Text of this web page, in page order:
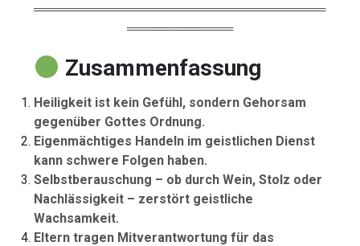
═════════════════════════════════
════════════
Zusammenfassung
Heiligkeit ist kein Gefühl, sondern Gehorsam
gegenüber Gottes Ordnung.
Eigenmächtiges Handeln im geistlichen Dienst
kann schwere Folgen haben.
Selbstberauschung – ob durch Wein, Stolz oder
Nachlässigkeit – zerstört geistliche
Wachsamkeit.
Eltern tragen Mitverantwortung für das